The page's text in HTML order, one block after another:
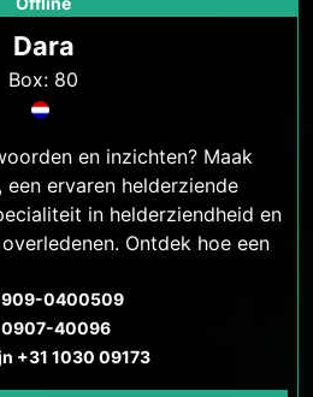
Dara
Box: 80
en inzichten? Maak
een ervaren helderziende
in helderziendheid en
Ontdek hoe een
Betaalbare tarieven en
beschikbaar
0400509
0907-40096
+31 1030 09173